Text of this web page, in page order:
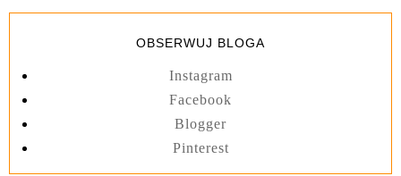
OBSERWUJ BLOGA
Instagram
Facebook
Blogger
Pinterest